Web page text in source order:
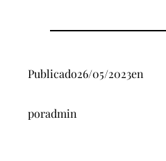
Publicado26/05/2023en
poradmin